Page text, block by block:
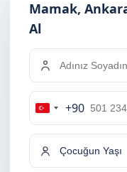
Mamak,
Al
Turkey
+90
+90